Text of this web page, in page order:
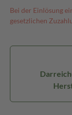
Bei der Einlösung
gesetzlichen